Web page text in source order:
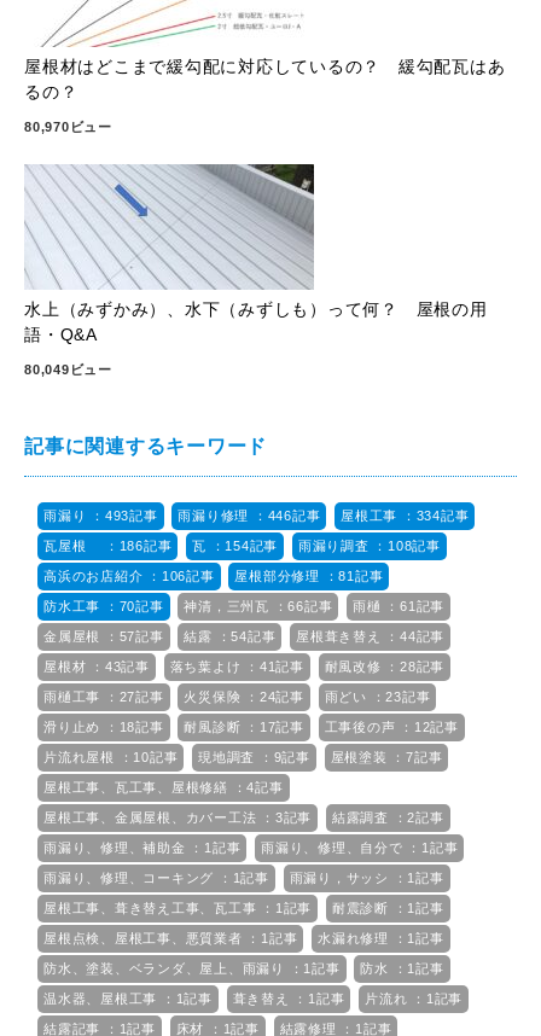
屋根材はどこまで緩勾配に対応しているの？ 緩勾配瓦はあ
るの？
80,970ビュー
水上（みずかみ）、水下（みずしも）って何？ 屋根の用
語・Q&A
80,049ビュー
記事に関連するキーワード
雨漏り ：493記事 雨漏り修理 ：446記事 屋根工事 ：334記事
瓦屋根 ：186記事 瓦 ：154記事 雨漏り調査 ：108記事
高浜のお店紹介 ：106記事 屋根部分修理 ：81記事
防水工事 ：70記事 神清，三州瓦 ：66記事 雨樋 ：61記事
金属屋根 ：57記事 結露 ：54記事 屋根葺き替え ：44記事
屋根材 ：43記事 落ち葉よけ ：41記事 耐風改修 ：28記事
雨樋工事 ：27記事 火災保険 ：24記事 雨どい ：23記事
滑り止め ：18記事 耐風診断 ：17記事 工事後の声 ：12記事
片流れ屋根 ：10記事 現地調査 ：9記事 屋根塗装 ：7記事
屋根工事、瓦工事、屋根修繕 ：4記事
屋根工事、金属屋根、カバー工法 ：3記事 結露調査 ：2記事
雨漏り、修理、補助金 ：1記事 雨漏り、修理、自分で ：1記事
雨漏り、修理、コーキング ：1記事 雨漏り，サッシ ：1記事
屋根工事、葺き替え工事、瓦工事 ：1記事 耐震診断 ：1記事
屋根点検、屋根工事、悪質業者 ：1記事 水漏れ修理 ：1記事
防水、塗装、ベランダ、屋上、雨漏り ：1記事 防水 ：1記事
温水器、屋根工事 ：1記事 葺き替え ：1記事 片流れ ：1記事
結露記事 ：1記事 床材 ：1記事 結露修理 ：1記事